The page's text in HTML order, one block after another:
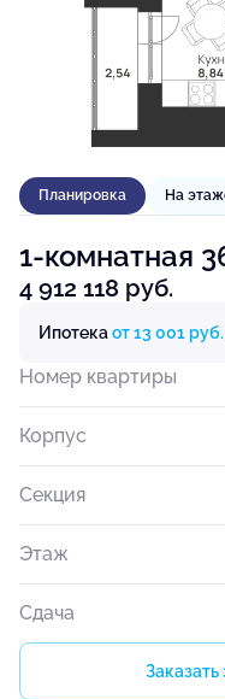
Планировка На
1-комнатная
4 912 118 руб.
Ипотекаот 13 001 руб.
Номер квартиры
Корпус
Секция
Этаж
Сдача
Заказать